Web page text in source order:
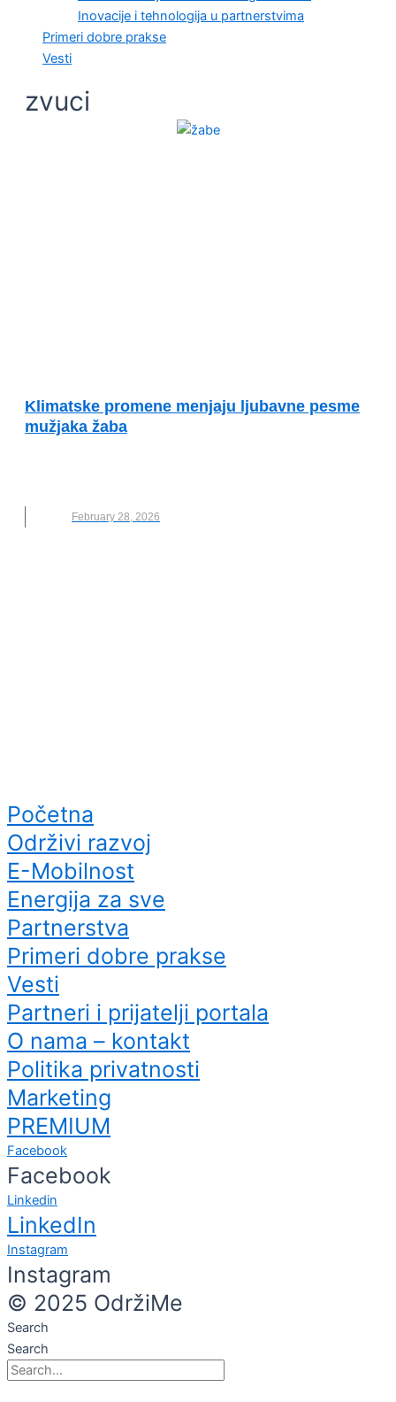
Inovacije i tehnologija u partnerstvima
Primeri dobre prakse
Vesti
zvuci
Klimatske promene menjaju ljubavne pesme
mužjaka žaba
February 28, 2026
Početna
Održivi razvoj
E-Mobilnost
Energija za sve
Partnerstva
Primeri dobre prakse
Vesti
Partneri i prijatelji portala
O nama – kontakt
Politika privatnosti
Marketing
PREMIUM
Facebook
Facebook
Linkedin
LinkedIn
Instagram
Instagram
© 2025 OdržiMe
Search
Search